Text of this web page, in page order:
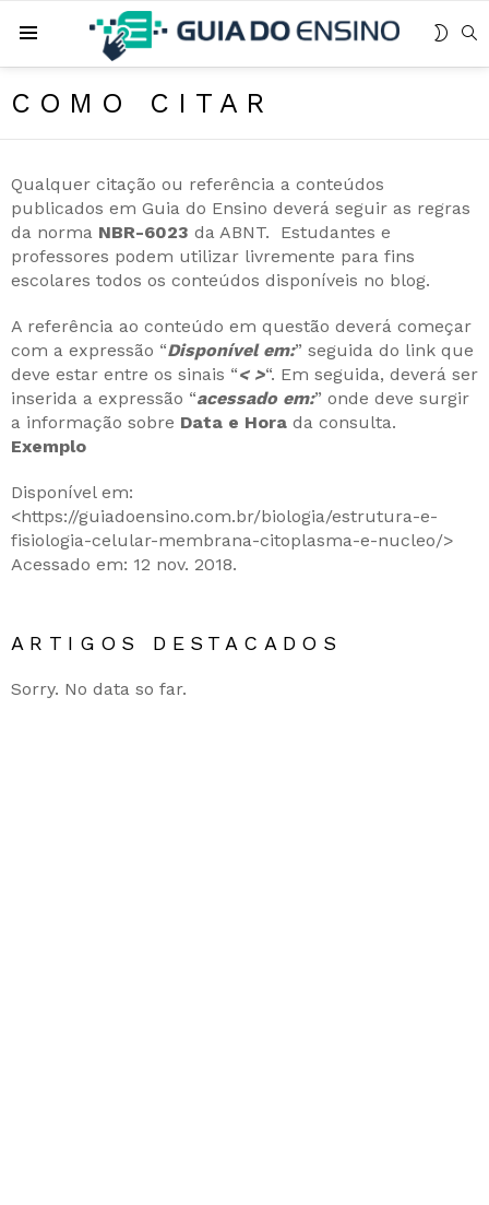
COMO CITAR
Qualquer citação ou referência a conteúdos
publicados em Guia do Ensino deverá seguir as regras
da norma NBR-6023 da ABNT. Estudantes e
professores podem utilizar livremente para fins
escolares todos os conteúdos disponíveis no blog.
A referência ao conteúdo em questão deverá começar
com a expressão “Disponível em:” seguida do link que
deve estar entre os sinais “< >“. Em seguida, deverá ser
inserida a expressão “acessado em:” onde deve surgir
a informação sobre Data e Hora da consulta.
Exemplo
Disponível em:
<https://guiadoensino.com.br/biologia/estrutura-e-
fisiologia-celular-membrana-citoplasma-e-nucleo/>
Acessado em: 12 nov. 2018.
ARTIGOS DESTACADOS
Sorry. No data so far.